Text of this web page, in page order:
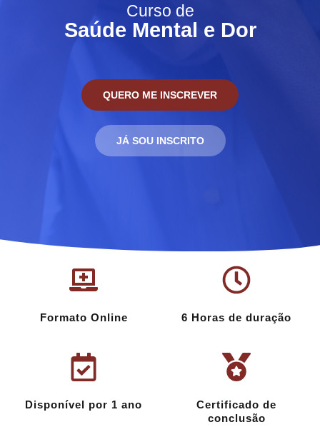
Curso de
Saúde Mental e Dor
QUERO ME INSCREVER
JÁ SOU INSCRITO
Formato Online 6 Horas de duração
Disponível por 1 ano
Certificado de
conclusão